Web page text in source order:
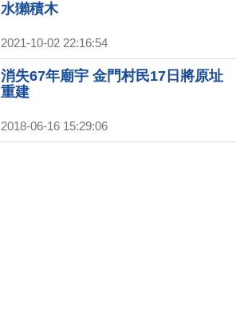
水獺積木
2021-10-02 22:16:54
消失67年廟宇 金門村民17日將原址
重建
2018-06-16 15:29:06